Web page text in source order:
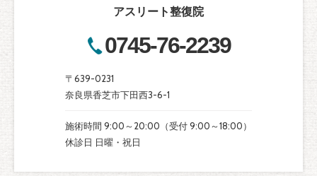
アスリート整復院
0745-76-2239
〒639-0231
奈良県香芝市下田西3-6-1
施術時間 9:00～20:00（受付 9:00～18:00）
休診日 日曜・祝日